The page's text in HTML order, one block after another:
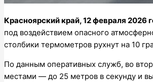
Красноярский край, 12 февраля 2026
под воздействием опасного
столбики термометров рухнут на 10
По данным оперативных служб, во
местами — до 25 метров в секунду и